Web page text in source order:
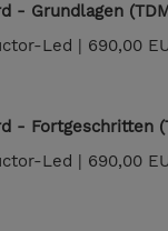
- Grundlagen
Led | 690,00
- Fortgeschritten
Led | 690,00